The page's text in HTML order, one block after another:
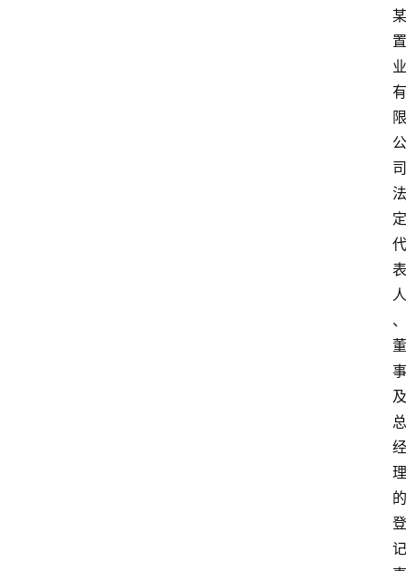
某
置
业
有
限
公
司
法
定
代
表
人
、
董
事
及
总
经
理
的
登
记